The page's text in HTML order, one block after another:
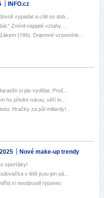
INFO.cz
vypadat a cítit se dob...
Zmínil napjaté vztahy ...
(†86): Dojemné vzpomínk...
si jde vydělat. Proč...
ho přední rukou, věří in...
Hračky za půl miliardy!...
Nové make-up trendy
sporťáky!
v létě jsou jen pá...
si neodpustil rýpanec